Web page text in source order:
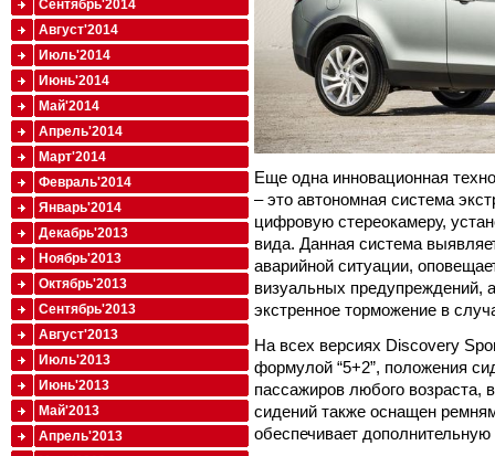
Еще одна инновационная
– это автономная система
цифровую стереокамеру,
вида. Данная система
аварийной ситуации,
визуальных предупреждений,
экстренное торможение в
На всех версиях Discovery
формулой “5+2”, положения
пассажиров любого возраста,
сидений также оснащен
обеспечивает дополнительную
Сентябрь'2014
Август'2014
Июль'2014
Июнь'2014
Май'2014
Апрель'2014
Март'2014
Февраль'2014
Январь'2014
Декабрь'2013
Ноябрь'2013
Октябрь'2013
Сентябрь'2013
Август'2013
Июль'2013
Июнь'2013
Май'2013
Апрель'2013